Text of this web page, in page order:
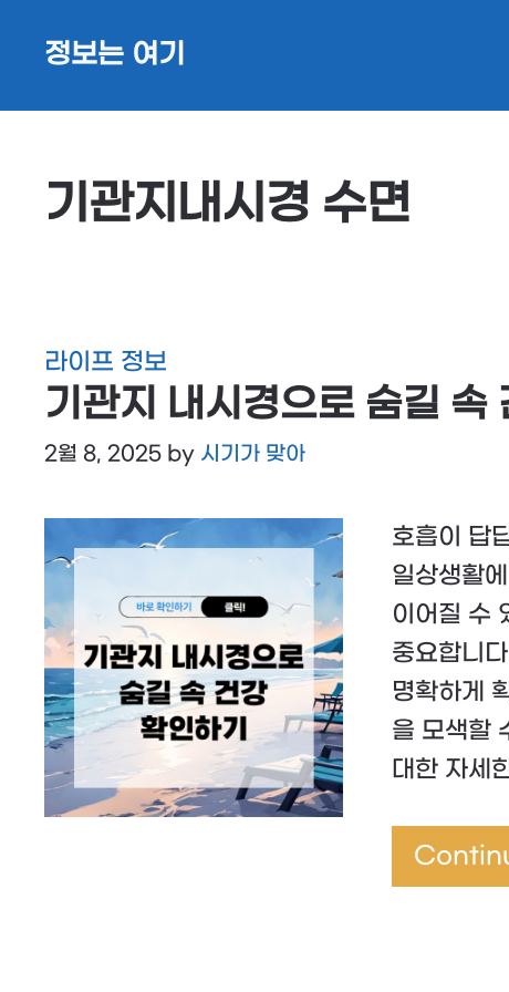
정보는 여기
기관지내시경 수면
라이프 정보
기관지 내시경으로 숨길 속
2월 8, 2025 by 시기가 맞아
호흡이 답
일상생활
이어질 수
중요합니
명확하게
을 모색할
대한 자세